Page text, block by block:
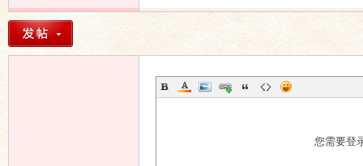
您需要登